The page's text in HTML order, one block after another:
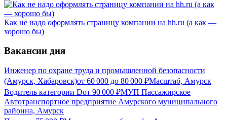
Как не надо оформлять страницу компании на hh.ru (а как —
хорошо бы)
Вакансии дня
Инженер по охране труда и промышленной безопасности
(Амурск, Хабаровск)от 60 000 до 80 000 ₽Масштаб, Амурск
Водитель категории Dот 90 000 ₽МУП Пассажирское
Автотранспортное предприятие Амурского муниципального
районна, Амурск